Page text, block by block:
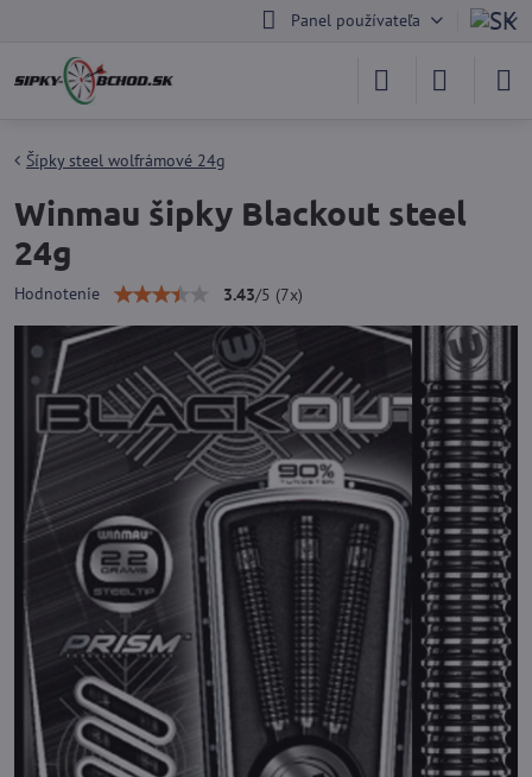
Panel používateľa
Šípky steel wolfrámové 24g
Winmau šipky Blackout steel
24g
Hodnotenie 3.43/5 (7x)